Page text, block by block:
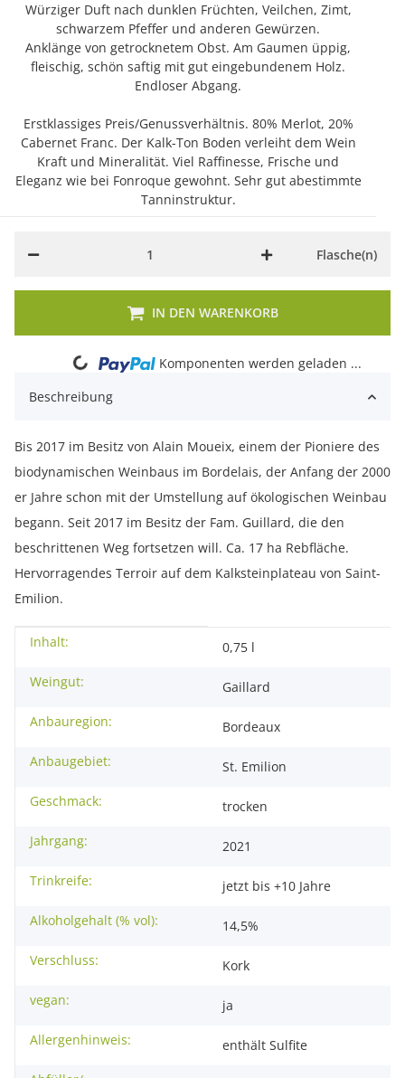
Würziger Duft nach dunklen Früchten, Veilchen, Zimt,
schwarzem Pfeffer und anderen Gewürzen.
Anklänge von getrocknetem Obst. Am Gaumen üppig,
fleischig, schön saftig mit gut eingebundenem Holz.
Endloser Abgang.
Erstklassiges Preis/Genussverhältnis. 80% Merlot, 20%
Cabernet Franc. Der Kalk-Ton Boden verleiht dem Wein
Kraft und Mineralität. Viel Raffinesse, Frische und
Eleganz wie bei Fonroque gewohnt. Sehr gut abestimmte
Tanninstruktur.
Flasche(n)
IN DEN WARENKORB
Loading...
Komponenten werden geladen ...
Beschreibung
Bis 2017 im Besitz von Alain Moueix, einem der Pioniere des
biodynamischen Weinbaus im Bordelais, der Anfang der 2000
er Jahre schon mit der Umstellung auf ökologischen Weinbau
begann. Seit 2017 im Besitz der Fam. Guillard, die den
beschrittenen Weg fortsetzen will. Ca. 17 ha Rebfläche.
Hervorragendes Terroir auf dem Kalksteinplateau von Saint-
Emilion.
Produkteigenschaft
Wert
Inhalt:
0,75 l
Weingut:
Gaillard
Anbauregion:
Bordeaux
Anbaugebiet:
St. Emilion
Geschmack:
trocken
Jahrgang:
2021
Trinkreife:
jetzt bis +10 Jahre
Alkoholgehalt (% vol):
14,5%
Verschluss:
Kork
vegan:
ja
Allergenhinweis:
enthält Sulfite